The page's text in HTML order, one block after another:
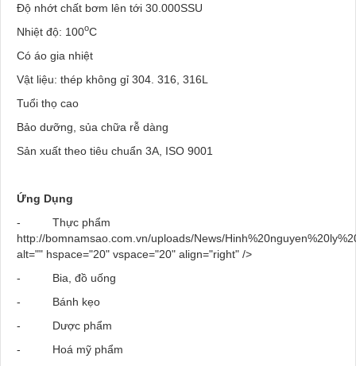
Độ nhớt chất bơm lên tới 30.000SSU
Nhiệt độ: 100oC
Có áo gia nhiệt
Vật liệu: thép không gỉ 304. 316, 316L
Tuổi thọ cao
Bảo dưỡng, sủa chữa rễ dàng
Sản xuất theo tiêu chuẩn 3A, ISO 9001
Ứng Dụng
-
Thực phẩm
http://bomnamsao.com.vn/uploads/News/
alt="" hspace="20" vspace="20" align="right" />
-
Bia, đồ uống
-
Bánh kẹo
-
Dược phẩm
-
Hoá mỹ phẩm